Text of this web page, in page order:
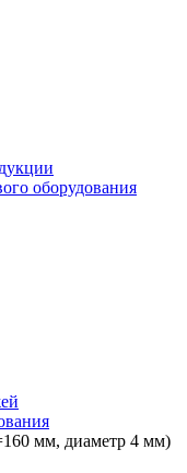
оборудования
мм, диаметр 4 мм)